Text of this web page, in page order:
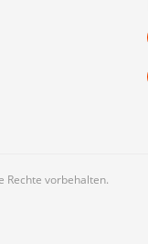
Rechte vorbehalten.